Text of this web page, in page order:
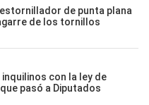
de punta plana
de los tornillos
inquilinos con la ley de
pasó a Diputados